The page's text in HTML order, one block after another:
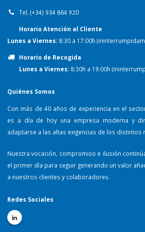
Tel. (+34) 934 864 920
Horario Atención al Cliente
Lunes a Viernes: 8:30 a 17:00h
Horario de Recogida
Lunes a Viernes: 8:30h a 19:00h
Quiénes Somos
Con más de 40 años de experiencia en el
es a día de hoy una empresa moderna y
adaptarse a las altas exigencias de los distintos
Nuestra vocación, compromiso e ilusión
el primer día para seguir generando un valor
a nuestros clientes y colaboradores.
Redes Sociales